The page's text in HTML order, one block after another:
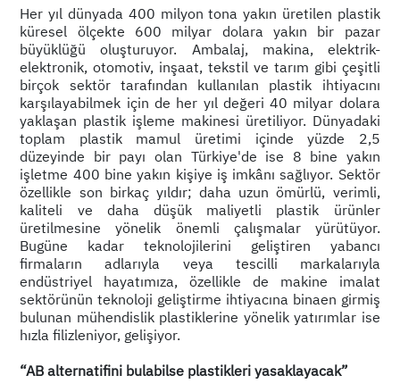
Her yıl dünyada 400 milyon tona yakın üretilen plastik
küresel ölçekte 600 milyar dolara yakın bir pazar
büyüklüğü oluşturuyor. Ambalaj, makina, elektrik-
elektronik, otomotiv, inşaat, tekstil ve tarım gibi çeşitli
birçok sektör tarafından kullanılan plastik ihtiyacını
karşılayabilmek için de her yıl değeri 40 milyar dolara
yaklaşan plastik işleme makinesi üretiliyor. Dünyadaki
toplam plastik mamul üretimi içinde yüzde 2,5
düzeyinde bir payı olan Türkiye'de ise 8 bine yakın
işletme 400 bine yakın kişiye iş imkânı sağlıyor. Sektör
özellikle son birkaç yıldır; daha uzun ömürlü, verimli,
kaliteli ve daha düşük maliyetli plastik ürünler
üretilmesine yönelik önemli çalışmalar yürütüyor.
Bugüne kadar teknolojilerini geliştiren yabancı
firmaların adlarıyla veya tescilli markalarıyla
endüstriyel hayatımıza, özellikle de makine imalat
sektörünün teknoloji geliştirme ihtiyacına binaen girmiş
bulunan mühendislik plastiklerine yönelik yatırımlar ise
hızla filizleniyor, gelişiyor.
“AB alternatifini bulabilse plastikleri yasaklayacak”